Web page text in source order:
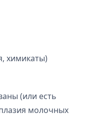
химикаты)
(или есть
молочных